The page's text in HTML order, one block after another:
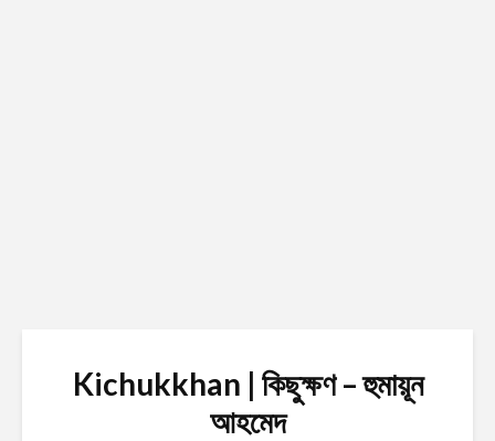
Kichukkhan | কিছুক্ষণ – হুমায়ূন
আহমেদ